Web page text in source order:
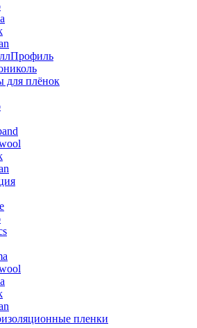
для плёнок
пленки